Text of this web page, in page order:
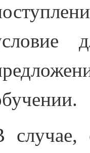
случае,